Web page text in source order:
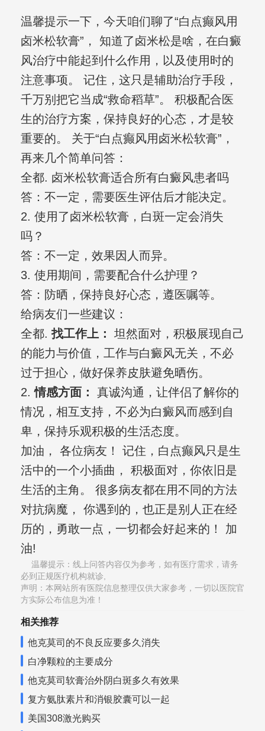
温馨提示一下，今天咱们聊了“白点癫风用
卤米松软膏”， 知道了卤米松是啥，在白癜
风治疗中能起到什么作用，以及使用时的
注意事项。 记住，这只是辅助治疗手段，
千万别把它当成“救命稻草”。 积极配合医
生的治疗方案，保持良好的心态，才是较
重要的。 关于“白点癫风用卤米松软膏”，
再来几个简单问答：
全都. 卤米松软膏适合所有白癜风患者吗
答：不一定，需要医生评估后才能决定。
2. 使用了卤米松软膏，白斑一定会消失
吗？
答：不一定，效果因人而异。
3. 使用期间，需要配合什么护理？
答：防晒，保持良好心态，遵医嘱等。
给病友们一些建议：
全都. 找工作上：
坦然面对，积极展现自己
的能力与价值，工作与白癜风无关，不必
过于担心，做好保养皮肤避免晒伤。
2.情感方面：
真诚沟通，让伴侣了解你的
情况，相互支持，不必为白癜风而感到自
卑，保持乐观积极的生活态度。
加油， 各位病友！ 记住，白点癫风只是生
活中的一个小插曲， 积极面对，你依旧是
生活的主角。 很多病友都在用不同的方法
对抗病魔， 你遇到的，也正是别人正在经
历的，勇敢一点，一切都会好起来的！ 加
油!
温馨提示：线上问答内容仅为参考，如有医疗需求，请务
必到正规医疗机构就诊,
声明：本网站所有医院信息整理仅供大家参考，一切以医院官
方实际公布信息为准！
相关推荐
他克莫司的不良反应要多久消失
白净颗粒的主要成分
他克莫司软膏治外阴白斑多久有效果
复方氨肽素片和消银胶囊可以一起
美国308激光购买